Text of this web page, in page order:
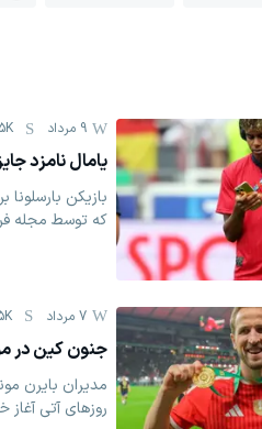
9 مرداد
یامال نامزد
بازیکن
که توسط مجله
7 مرداد
جنون کین در
مدیران بایرن
روزهای آتی آغاز